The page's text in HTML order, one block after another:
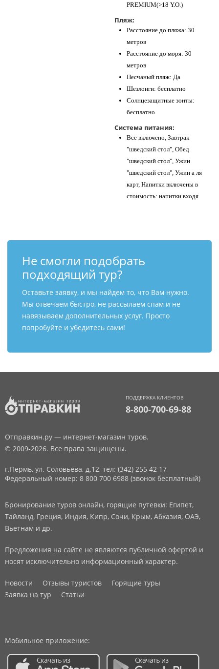
PREMIUM(>18 Y.O.)
Пляж:
Расстояние до пляжа: 30
метров
Расстояние до моря: 30
метров
Песчаный пляж: Да
Шезлонги: бесплатно
Солнцезащитные зонты:
бесплатно
Система питания:
Все включено, Завтрак
"шведский стол", Обед
"шведский стол", Ужин
"шведский стол", Ужин а ля
карт, Напитки включены в
стоимость: напитки входя
Не смогли подобрать
подходящий тур?
Оставьте заявку, и мы найдем то, что Вам нужно.
Мы отвечаем быстро, не рассылаем спам и не
навязываем дополнительных услуг. Просто
попробуйте и убедитесь сами!
ПОДДЕРЖКА КЛИЕНТОВ
8-800-700-69-88
Отправкин.ру — интернет-магазин туров.
© 2009-2026. Все права защищены.
г.Пермь, ул. Соловьева, д.12, тел: (342) 255 42 17
Федеральный номер: 8 800 700 6988 (звонок бесплатный)
Бронирование туров онлайн, горящие путевки: Египет,
Тайланд, Греция, Индия, Кипр, Сочи, Крым, Абхазия, ОАЭ,
Вьетнам и др.
Предложения на сайте не являются публичной офертой и
носят исключительно информационный характер.
Новости Отзывы туристов
Горящие туры
Заявка на тур
Статьи
Мобильное приложение: